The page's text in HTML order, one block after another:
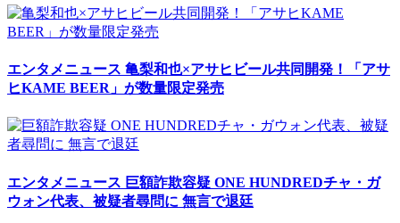
エンタメニュース 亀梨和也×アサヒビール共同開発！「アサ
ヒKAME BEER」が数量限定発売
エンタメニュース 巨額詐欺容疑 ONE HUNDREDチャ・ガ
ウォン代表、被疑者尋問に 無言で退廷